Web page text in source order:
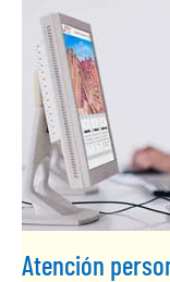
Atención